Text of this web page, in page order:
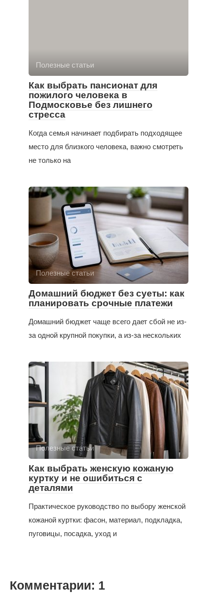
Полезные статьи
Как выбрать пансионат для
пожилого человека в
Подмосковье без лишнего
стресса
Когда семья начинает подбирать подходящее
место для близкого человека, важно смотреть
не только на
Полезные статьи
Домашний бюджет без суеты: как
планировать срочные платежи
Домашний бюджет чаще всего дает сбой не из-
за одной крупной покупки, а из-за нескольких
Полезные статьи
Как выбрать женскую кожаную
куртку и не ошибиться с
деталями
Практическое руководство по выбору женской
кожаной куртки: фасон, материал, подкладка,
пуговицы, посадка, уход и
Комментарии: 1